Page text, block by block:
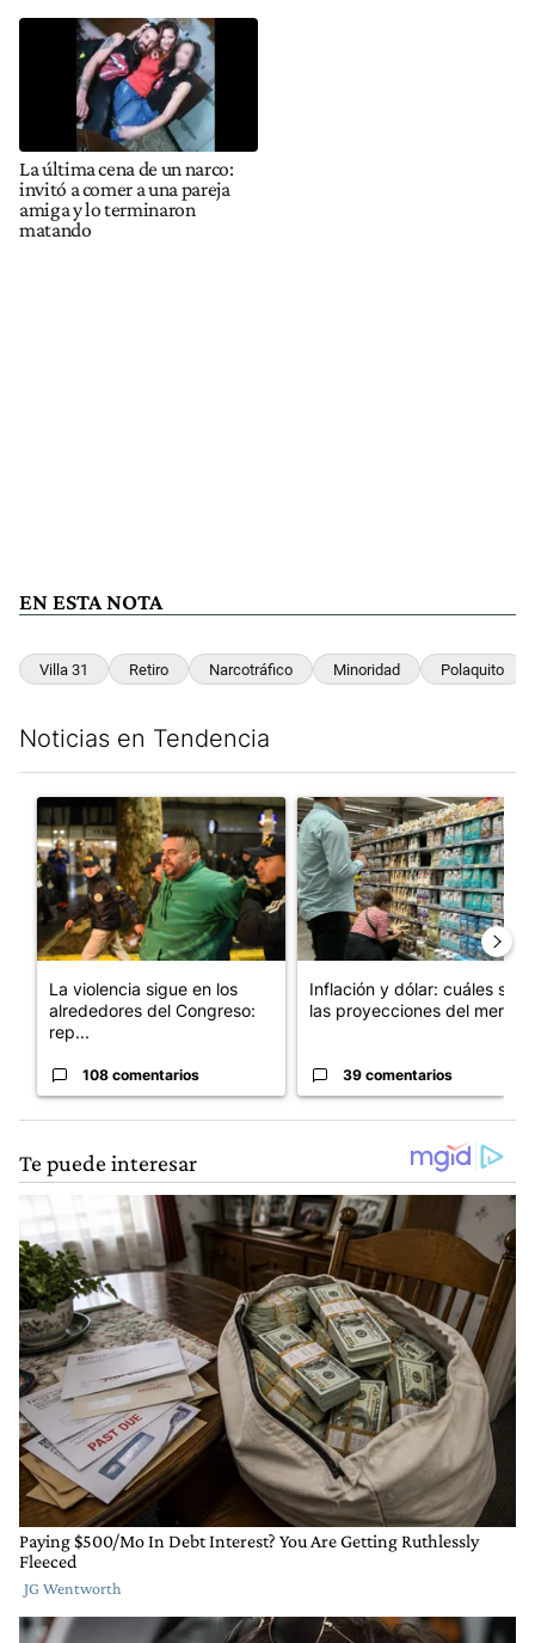
La última cena de un narco:
invitó a comer a una pareja
amiga y lo terminaron
matando
EN ESTA NOTA
Villa 31 Retiro Narcotráfico Minoridad Polaquito
Noticias en Tendencia
Un artículo de tendencia con el título "La violencia sigue en
La violencia sigue en los
alrededores del Congreso:
rep...
108 comentarios
Un artículo de tendencia con
Inflación y dólar: cuáles son
las proyecciones del merc...
39 comentarios